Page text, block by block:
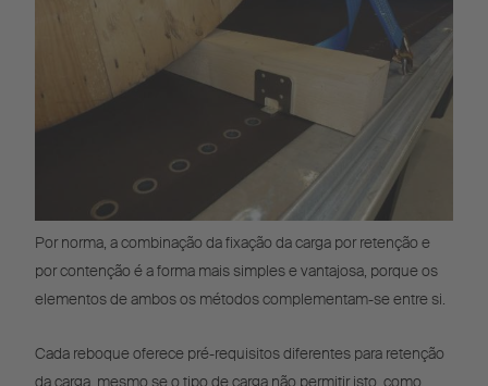
Por norma, a combinação da fixação da carga por retenção e
por contenção é a forma mais simples e vantajosa, porque os
elementos de ambos os métodos complementam-se entre si.
Cada reboque oferece pré-requisitos diferentes para retenção
da carga, mesmo se o tipo de carga não permitir isto, como